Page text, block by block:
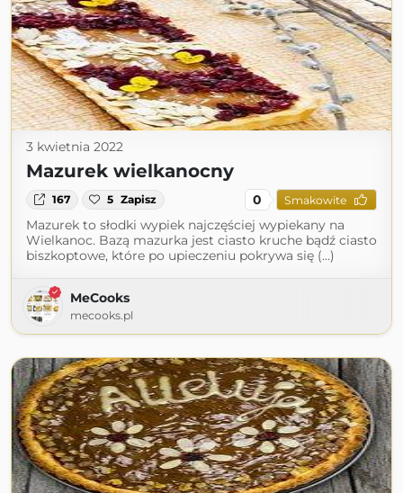
3 kwietnia 2022
Mazurek wielkanocny
167 5 Zapisz 0 Smakowite
Mazurek to słodki wypiek najczęściej wypiekany na
Wielkanoc. Bazą mazurka jest ciasto kruche bądź ciasto
biszkoptowe, które po upieczeniu pokrywa się (...)
MeCooks
mecooks.pl